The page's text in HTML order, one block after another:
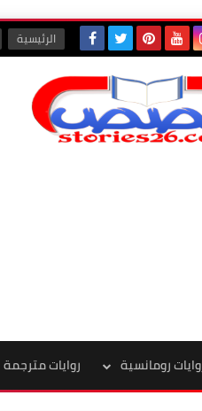
الرئيسية
رومانسية روايات مترجمة